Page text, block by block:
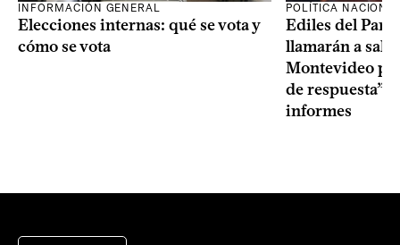
INFORMACIÓN GENERAL
Elecciones internas: qué se vota y
cómo se vota
POLÍTICA
Ediles del
llamarán a sala
Montevideo
de respuesta”
informes